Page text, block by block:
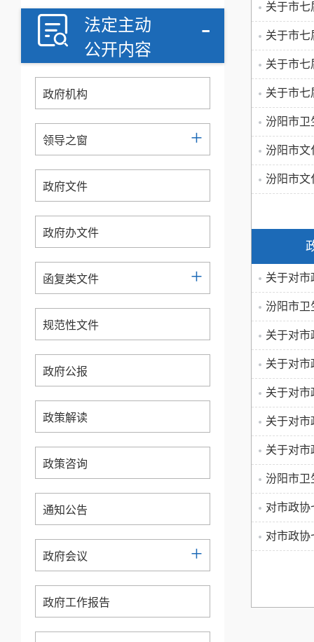
法定主动
公开内容
-
政府机构
领导之窗 +
政府文件
政府办文件
函复类文件 +
规范性文件
政府公报
政策解读
政策咨询
通知公告
政府会议 +
政府工作报告
关于市七
关于市七
关于市七
关于市七
汾阳市卫
汾阳市文
汾阳市文
关于对市
汾阳市卫
关于对市
关于对市
关于对市
关于对市
关于对市
汾阳市卫
对市政协
对市政协